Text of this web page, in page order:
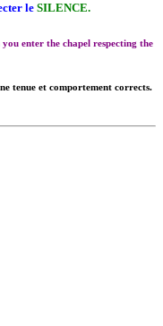
le SILENCE.
enter the chapel respecting the
tenue et comportement corrects.